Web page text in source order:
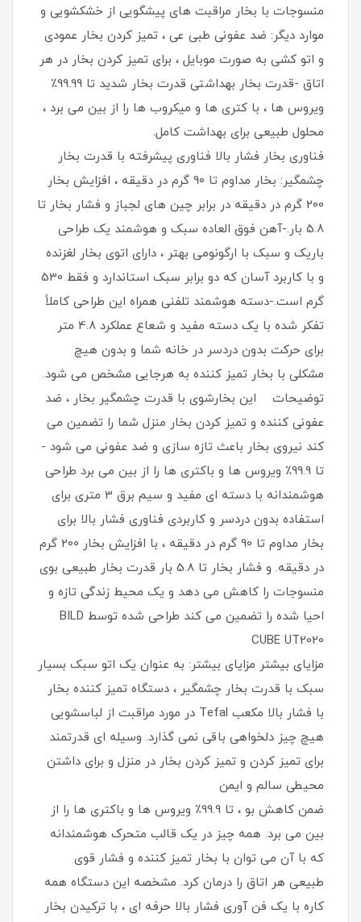
منسوجات با بخار مراقبت های پیشگویی از خشکشویی و
موارد دیگر: ضد عفونی طبی عی ، تمیز کردن بخار عمودی
و اتو کشی به صورت موبایل ، برای تمیز کردن بخار در هر
اتاق -قدرت بخار بهداشتی قدرت بخار شدید تا 99.99٪
ویروس ها ، با کتری ها و میکروب ها را از بین می برد ،
محلول طبیعی برای بهداشت کامل.
فناوری بخار فشار بالا فناوری پیشرفته با قدرت بخار
چشمگیر: بخار مداوم تا 90 گرم در دقیقه ، افزایش بخار
200 گرم در دقیقه در برابر چین های لجباز و فشار بخار تا
5.8 بار.-آهن فوق العاده سبک و هوشمند یک طراحی
باریک و سبک با ارگونومی بهتر ، دارای اتوی بخار لغزنده
و با کاربرد آسان که دو برابر سبک استاندارد و فقط 530
گرم است.-دسته هوشمند تلفنی همراه این طراحی کاملاً
تفکر شده با یک دسته مفید و شعاع عملکرد 4.8 متر
برای حرکت بدون دردسر در خانه شما و بدون هیچ
مشکلی با بخار تمیز کننده به هرجایی مشخص می شود.
توضیحات این بخارشوی با قدرت چشمگیر بخار ، ضد
عفونی کننده و تمیز کردن بخار منزل شما را تضمین می
کند نیروی بخار باعث تازه سازی و ضد عفونی می شود -
تا 99.9٪ ویروس ها و باکتری ها را از بین می برد طراحی
هوشمندانه با دسته ای مفید و سیم برق 3 متری برای
استفاده بدون دردسر و کاربردی فناوری فشار بالا برای
بخار مداوم تا 90 گرم در دقیقه ، با افزایش بخار 200 گرم
در دقیقه. و فشار بخار تا 5.8 بار قدرت بخار طبیعی بوی
منسوجات را کاهش می دهد و یک محیط زندگی تازه و
احیا شده را تضمین می کند طراحی شده توسط BILD
CUBE UT2020
مزایای بیشتر مزایای بیشتر: به عنوان یک اتو سبک بسیار
سبک با قدرت بخار چشمگیر ، دستگاه تمیز کننده بخار
با فشار بالا مکعب Tefal در مورد مراقبت از لباسشویی
هیچ چیز دلخواهی باقی نمی گذارد. وسیله ای قدرتمند
برای تمیز کردن و تمیز کردن بخار در منزل و برای داشتن
محیطی سالم و ایمن
ضمن کاهش بو ، تا 99.9٪ ویروس ها و باکتری ها را از
بین می برد. همه چیز در یک قالب متحرک هوشمندانه
که با آن می توان با بخار تمیز کننده و فشار قوی
طبیعی هر اتاق را درمان کرد. مشخصه این دستگاه همه
کاره با یک فن آوری فشار بالا حرفه ای ، با ترکیدن بخار